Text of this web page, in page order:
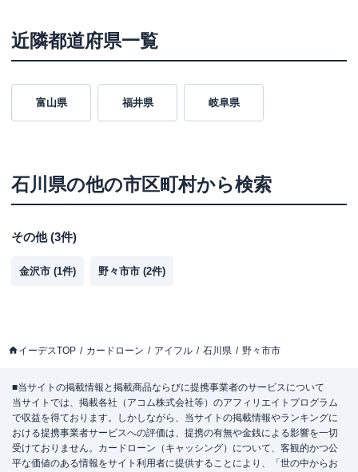
近隣都道府県一覧
富山県 福井県 岐阜県
石川県の他の市区町村から検索
その他(3件)
金沢市 (1件) 野々市市 (2件)
イーデスTOP カードローン アイフル 石川県 野々市市
■当サイトの掲載情報と掲載商品ならびに提携事業者のサービスについて
当サイトでは、掲載各社（アコム株式会社等）のアフィリエイトプログラム
で収益を得ております。しかしながら、当サイトの掲載情報やランキングに
おける提携事業者サービスへの評価は、提携の有無や金銭による影響を一切
受けておりません。カードローン（キャッシング）について、客観的かつ公
平な価値のある情報をサイト利用者に提供することにより、「世の中からお